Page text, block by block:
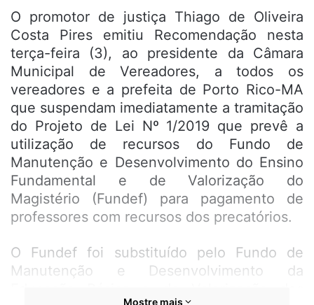
O promotor de justiça Thiago de Oliveira
Costa Pires emitiu Recomendação nesta
terça-feira (3), ao presidente da Câmara
Municipal de Vereadores, a todos os
vereadores e a prefeita de Porto Rico-MA
que suspendam imediatamente a tramitação
do Projeto de Lei Nº 1/2019 que prevê a
utilização de recursos do Fundo de
Manutenção e Desenvolvimento do Ensino
Fundamental e de Valorização do
Magistério (Fundef) para pagamento de
professores com recursos dos precatórios.
O Fundef foi substituído pelo Fundo de
Manutenção e Desenvolvimento da
Mostre mais